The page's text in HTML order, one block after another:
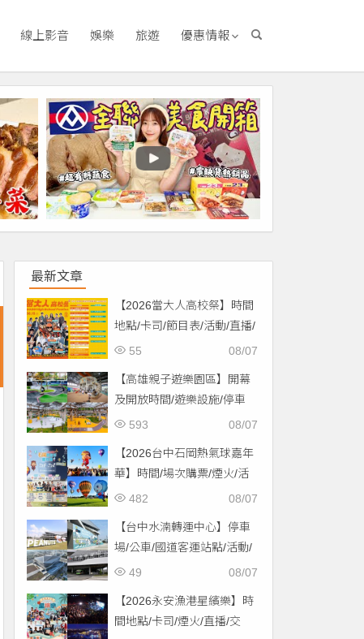
線上影音 娛樂 旅遊 優惠情報
最新文章
【2026當大人高校祭】時間
地點/卡司/節目表/活動/直播/
交通，免費入場！
08/07
55
【高雄親子遊樂園區】開幕
及開放時間/遊樂設施/停車
場/交通一次看！
08/07
593
【2026台中石岡熱氣球嘉年
華】時間/場次購票/煙火/活
動/交通，土牛運動公園登08/07
482
【台中水湳轉運中心】停車
場/公車/國道客運站點/活動/
交通，啟用免費停車！ 08/07
49
【2026永安漁港星繽樂】時
間地點/卡司/煙火/直播/交